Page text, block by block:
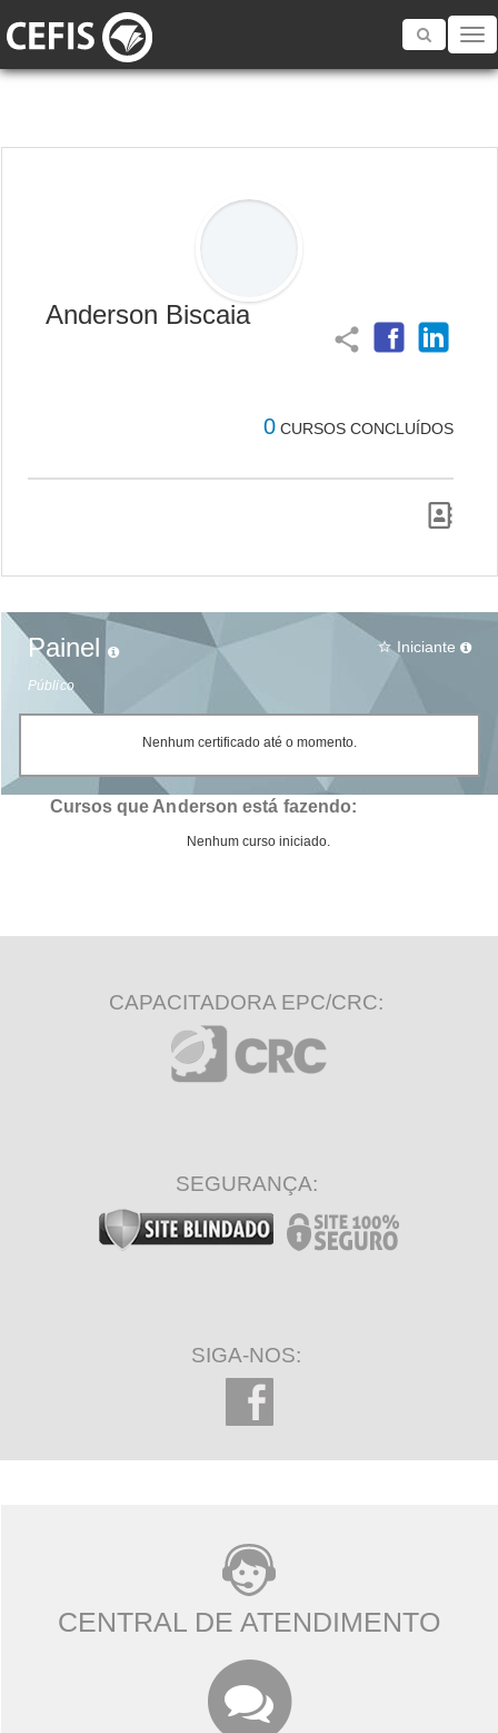
Toggle
Anderson Biscaia
share
0 CURSOS CONCLUÍDOS
Painel
Público
star_border Iniciante
Nenhum certificado até o momento.
Cursos que Anderson está fazendo:
Nenhum curso iniciado.
CAPACITADORA EPC/CRC:
SEGURANÇA:
SIGA-NOS:
CENTRAL DE ATENDIMENTO